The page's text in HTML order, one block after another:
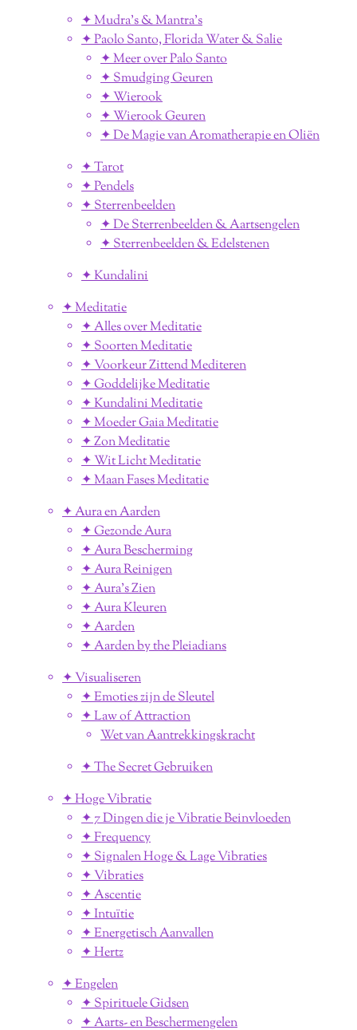
✦ Mudra's & Mantra's
✦ Paolo Santo, Florida Water & Salie
✦ Meer over Palo Santo
✦ Smudging Geuren
✦ Wierook
✦ Wierook Geuren
✦ De Magie van Aromatherapie en Oliën
✦ Tarot
✦ Pendels
✦ Sterrenbeelden
✦ De Sterrenbeelden & Aartsengelen
✦ Sterrenbeelden & Edelstenen
✦ Kundalini
✦ Meditatie
✦ Alles over Meditatie
✦ Soorten Meditatie
✦ Voorkeur Zittend Mediteren
✦ Goddelijke Meditatie
✦ Kundalini Meditatie
✦ Moeder Gaia Meditatie
✦ Zon Meditatie
✦ Wit Licht Meditatie
✦ Maan Fases Meditatie
✦ Aura en Aarden
✦ Gezonde Aura
✦ Aura Bescherming
✦ Aura Reinigen
✦ Aura's Zien
✦ Aura Kleuren
✦ Aarden
✦ Aarden by the Pleiadians
✦ Visualiseren
✦ Emoties zijn de Sleutel
✦ Law of Attraction
Wet van Aantrekkingskracht
✦ The Secret Gebruiken
✦ Hoge Vibratie
✦ 7 Dingen die je Vibratie Beinvloeden
✦ Frequency
✦ Signalen Hoge & Lage Vibraties
✦ Vibraties
✦ Ascentie
✦ Intuïtie
✦ Energetisch Aanvallen
✦ Hertz
✦ Engelen
✦ Spirituele Gidsen
✦ Aarts- en Beschermengelen